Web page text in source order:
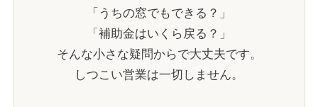
「うちの窓でもできる？」
「補助金はいくら戻る？」
そんな小さな疑問からで大丈夫です。
しつこい営業は一切しません。